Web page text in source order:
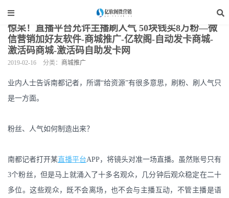
当前位置： 网站装修 > 商城推广
惊呆！直播平台允许主播刷人气 50块钱买8万粉—微
信营销加好友软件-商城推广-亿软阁-自动发卡商城-
激活码商城-激活码自助发卡网
2019-02-16 分类： 商城推广
业内人士告诉南都记者，所谓“给资源”有很多意思，刷粉、刷人气只
是一方面。
粉丝、人气如何制造出来？
南都记者打开某直播平台APP，将镜头对准一场直播。虽然账号只有
3个粉丝，但是马上就涌入了十多名观众，几分钟后观众稳定在二十
多位。这些观众，既不会离场，也不会与主播互动，不管主播是语